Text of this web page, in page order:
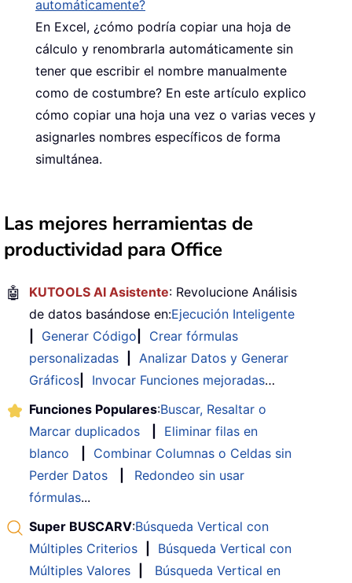
automáticamente?
En Excel, ¿cómo podría copiar una hoja de
cálculo y renombrarla automáticamente sin
tener que escribir el nombre manualmente
como de costumbre? En este artículo explico
cómo copiar una hoja una vez o varias veces y
asignarles nombres específicos de forma
simultánea.
Las mejores herramientas de
productividad para Office
🤖 KUTOOLS AI Asistente: Revolucione Análisis
de datos basándose en:Ejecución Inteligente
Generar Código
Crear fórmulas
personalizadas
Analizar Datos y Generar
Gráficos
Invocar Funciones mejoradas…
Funciones Populares:Buscar, Resaltar o
Marcar duplicados
Eliminar filas en
blanco
Combinar Columnas o Celdas sin
Perder Datos
Redondeo sin usar
fórmulas...
Super BUSCARV:Búsqueda Vertical con
Múltiples Criterios
Búsqueda Vertical con
Múltiples Valores
Búsqueda Vertical en